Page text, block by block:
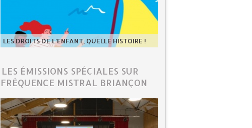
LES DROITS DE L'ENFANT, QUELLE HISTOIRE !
LES ÉMISSIONS SPÉCIALES SUR
FRÉQUENCE MISTRAL BRIANÇON